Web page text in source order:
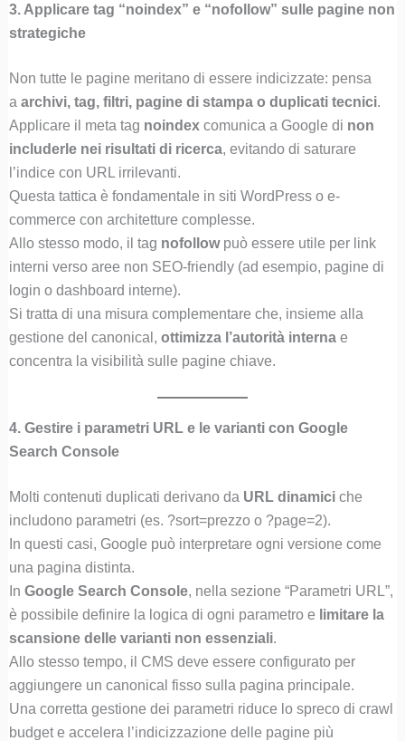
3. Applicare tag “noindex” e “nofollow” sulle pagine non
strategiche
Non tutte le pagine meritano di essere indicizzate: pensa
a archivi, tag, filtri, pagine di stampa o duplicati tecnici.
Applicare il meta tag noindexcomunica a Google di non
includerle nei risultati di ricerca, evitando di saturare
l’indice con URL irrilevanti.
Questa tattica è fondamentale in siti WordPress o e-
commerce con architetture complesse.
Allo stesso modo, il tag nofollowpuò essere utile per link
interni verso aree non SEO-friendly (ad esempio, pagine di
login o dashboard interne).
Si tratta di una misura complementare che, insieme alla
gestione del canonical, ottimizza l’autorità internae
concentra la visibilità sulle pagine chiave.
4. Gestire i parametri URL e le varianti con Google
Search Console
Molti contenuti duplicati derivano da URL dinamiciche
includono parametri (es. ?sort=prezzo o ?page=2).
In questi casi, Google può interpretare ogni versione come
una pagina distinta.
In Google Search Console, nella sezione “Parametri URL”,
è possibile definire la logica di ogni parametro e limitare la
scansione delle varianti non essenziali.
Allo stesso tempo, il CMS deve essere configurato per
aggiungere un canonical fisso sulla pagina principale.
Una corretta gestione dei parametri riduce lo spreco di crawl
budget e accelera l’indicizzazione delle pagine più